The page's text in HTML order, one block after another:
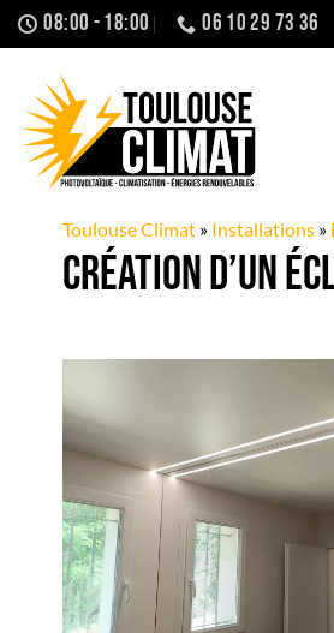
Passer
au
contenu
08:00 - 18:00 06 10 29 73 36
Toulouse Climat » Installations »
Création d’un